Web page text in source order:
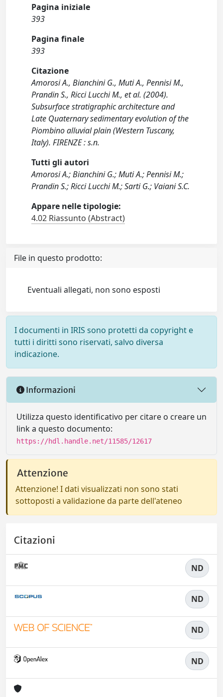
Pagina iniziale
393
Pagina finale
393
Citazione
Amorosi A., Bianchini G., Muti A., Pennisi M.,
Prandin S., Ricci Lucchi M., et al. (2004).
Subsurface stratigraphic architecture and
Late Quaternary sedimentary evolution of the
Piombino alluvial plain (Western Tuscany,
Italy). FIRENZE : s.n.
Tutti gli autori
Amorosi A.; Bianchini G.; Muti A.; Pennisi M.;
Prandin S.; Ricci Lucchi M.; Sarti G.; Vaiani S.C.
Appare nelle tipologie:
4.02 Riassunto (Abstract)
File in questo prodotto:
Eventuali allegati, non sono esposti
I documenti in IRIS sono protetti da copyright e
tutti i diritti sono riservati, salvo diversa
indicazione.
Informazioni
Utilizza questo identificativo per citare o creare un
link a questo documento:
https://hdl.handle.net/11585/12617
Attenzione
Attenzione! I dati visualizzati non sono stati
sottoposti a validazione da parte dell'ateneo
Citazioni
ND
ND
ND
ND